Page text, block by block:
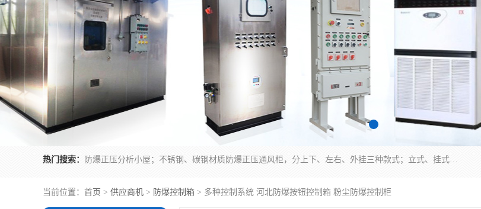
热门搜索： 防爆正压分析小屋；不锈钢、碳钢材质防爆正压通风柜，分上下、左右、外挂三种款式；立式、挂式防爆配电柜体；不锈钢、碳钢防爆变频、磁力、星三角启动器；不锈钢、碳钢、铸铝防爆控制箱柜；可操作按键、多块式防爆仪表箱；多材质防爆接线箱；台式防爆电脑、防爆监视器。产品适配石油、化工、煤炭、电力、纺织、酿酒、航天、铁路、冶金、船舶、消防、市政等多行业工况使用。
当前位置： 首页 > 供应商机 > 防爆控制箱 > 多种控制系统 河北防爆按钮控制箱 粉尘防爆控制柜